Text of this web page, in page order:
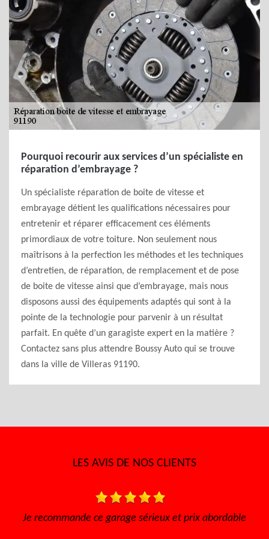
Pourquoi recourir aux services d’un spécialiste en
réparation d’embrayage ?
Un spécialiste réparation de boite de vitesse et
embrayage détient les qualifications nécessaires pour
entretenir et réparer efficacement ces éléments
primordiaux de votre toiture. Non seulement nous
maîtrisons à la perfection les méthodes et les techniques
d’entretien, de réparation, de remplacement et de pose
de boite de vitesse ainsi que d’embrayage, mais nous
disposons aussi des équipements adaptés qui sont à la
pointe de la technologie pour parvenir à un résultat
parfait. En quête d’un garagiste expert en la matière ?
Contactez sans plus attendre Boussy Auto qui se trouve
dans la ville de Villeras 91190.
LES AVIS DE NOS CLIENTS
Je recommande ce garage sérieux et prix abordable